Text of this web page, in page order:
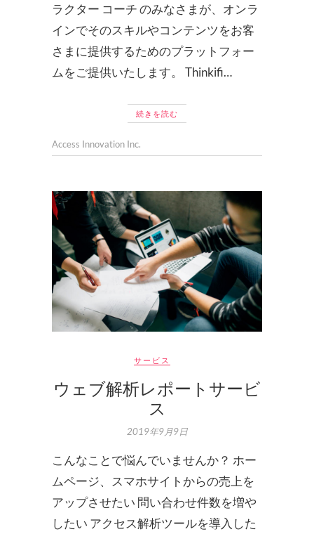
ラクター コーチ のみなさまが、オンラ
インでそのスキルやコンテンツをお客
さまに提供するためのプラットフォー
ムをご提供いたします。 Thinkifi…
続きを読む
Access Innovation Inc.
サービス
ウェブ解析レポートサービ
ス
2019年9月9日
こんなことで悩んでいませんか？ ホー
ムページ、スマホサイトからの売上を
アップさせたい 問い合わせ件数を増や
したい アクセス解析ツールを導入した